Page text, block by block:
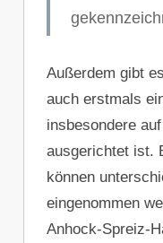
Außerdem gibt
auch erstmals
insbesondere
ausgerichtet ist.
können
eingenommen
Anhock-Spreiz-